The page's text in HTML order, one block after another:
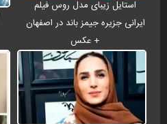
استایل زیبای مدل روس فیلم
ایرانی جزیره جیمز باند در اصفهان
+ عکس